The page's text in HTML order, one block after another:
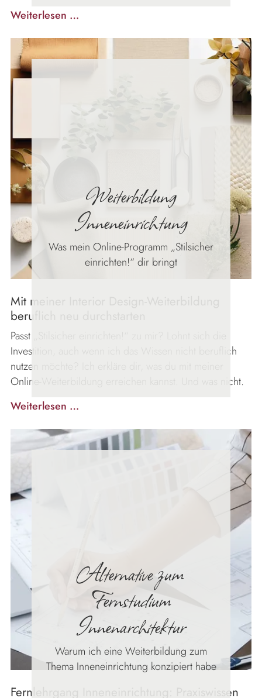
Weiterlesen …
Weiterbildung
Inneneinrichtung
Was mein Online-Programm „Stilsicher
einrichten!“ dir bringt
Mit meiner Interior Design-Weiterbildung
beruflich neu durchstarten
Passt „Stilsicher einrichten!“ zu mir? Lohnt sich die
Investition, auch wenn ich das Wissen nicht beruflich
nutzen möchte? Ich erkläre dir, was du mit meiner
Online-Weiterbildung erreichen kannst. Und was nicht.
Weiterlesen …
Alternative zum
Fernstudium
Innenarchitektur
Warum ich eine Weiterbildung zum
Thema Inneneinrichtung konzipiert habe
Fernlehrgang Inneneinrichtung: Praxiswissen